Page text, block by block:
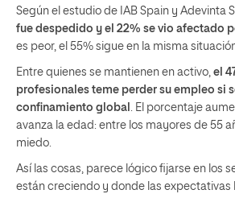
Según el estudio de IAB Spain y Adevinta
fue despedido y el 22% se vio afectado
es peor, el 55% sigue en la misma
Entre quienes se mantienen en activo, el
profesionales teme perder su empleo si
confinamiento global
. El porcentaje
avanza la edad: entre los mayores de 55
miedo.
Así las cosas, parece lógico fijarse en los
están creciendo y donde las expectativas